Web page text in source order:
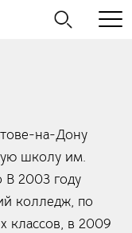
на-Дону
школу им.
В 2003 году
колледж, по
классов, в 2009